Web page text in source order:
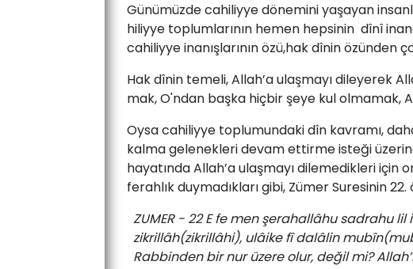
Gü­nü­müz­de­ cahiliyye­ dö­ne­mi­ni­ ya­şa­yan­
hi­liy­ye top­lum­la­rı­nın­ he­men­ hep­si­nin ­ dî­nî­
cahiliyye ­ina­nış­la­rı­nın ­özü,­hak ­dî­nin ­özün­den­
Hak ­dî­nin ­te­me­li, ­Al­lah’a­ ulaş­ma­yı­ di­le­ye­rek­
mak, O'ndan­ baş­ka­ hiç­bir­ şe­ye­ kul­ ol­ma­mak,­
Oy­sa­ cahiliyye­ top­lu­mun­da­ki­ dîn­ kav­ra­mı,­
kalma ge­le­nek­le­ri­ de­vam­ et­tir­me ­is­te­ği­
ha­ya­tın­da­ Al­lah’a­ ulaş­ma­yı­ di­le­me­dik­le­ri ­için
­fe­rah­lık ­duy­ma­dık­la­rı ­gi­bi, ­Zü­mer­ Su­re­si­nin
ZUMER - 22 E fe men şerahallâhu sadrahu
zikrillâh(zikrillâhi), ulâike fî dalâlin
Rabbinden bir nur üzere olur, değil mi?